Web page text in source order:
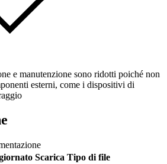
e manutenzione sono ridotti poiché non
esterni, come i dispositivi di
Scarica Tipo di file